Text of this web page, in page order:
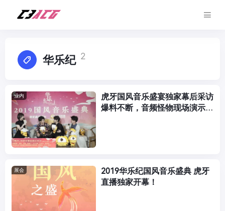
华乐纪 2
业内
虎牙国风音乐盛宴独家幕后采访
爆料不断，音频怪物现场演示S
展会
2019华乐纪国风音乐盛典 虎牙
直播独家开幕！